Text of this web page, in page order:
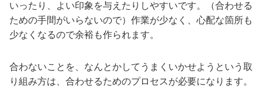
いったり、よい印象を与えたりしやすいです。（合わせる
ための手間がいらないので）作業が少なく、心配な箇所も
少なくなるので余裕も作られます。
合わないことを、なんとかしてうまくいかせようという取
り組み方は、合わせるためのプロセスが必要になります。